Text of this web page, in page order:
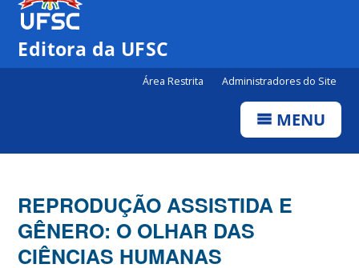
Editora da UFSC
Área Restrita Administradores do Site
MENU
REPRODUÇÃO ASSISTIDA E
GÊNERO: O OLHAR DAS
CIÊNCIAS HUMANAS